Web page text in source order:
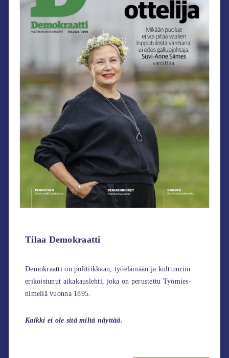
Tilaa Demokraatti
Demokraatti on politiikkaan, työelämään ja kulttuuriin
erikoistunut aikakauslehti, joka on perustettu Työmies-
nimellä vuonna 1895.
Kaikki ei ole sitä miltä näyttää.